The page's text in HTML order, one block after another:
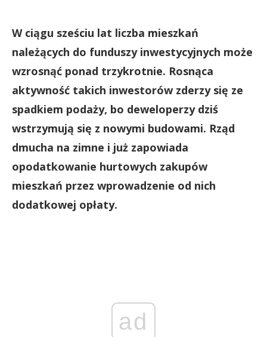
W ciągu sześciu lat liczba mieszkań
należących do funduszy inwestycyjnych może
wzrosnąć ponad trzykrotnie. Rosnąca
aktywność takich inwestorów zderzy się ze
spadkiem podaży, bo deweloperzy dziś
wstrzymują się z nowymi budowami. Rząd
dmucha na zimne i już zapowiada
opodatkowanie hurtowych zakupów
mieszkań przez wprowadzenie od nich
dodatkowej opłaty.
ad